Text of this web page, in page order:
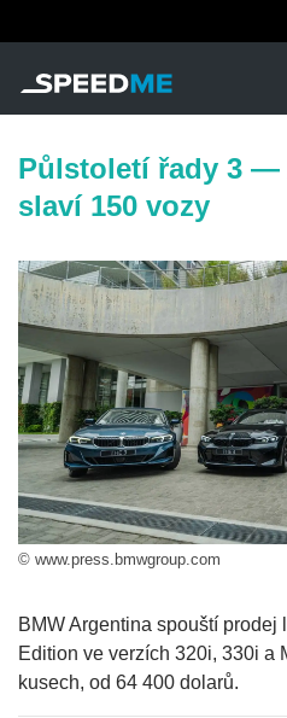
Půlstoletí řady 3 —
slaví 150 vozy
© www.press.bmwgroup.com
BMW Argentina spouští
Edition ve verzích 320i, 330i a
kusech, od 64 400 dolarů.